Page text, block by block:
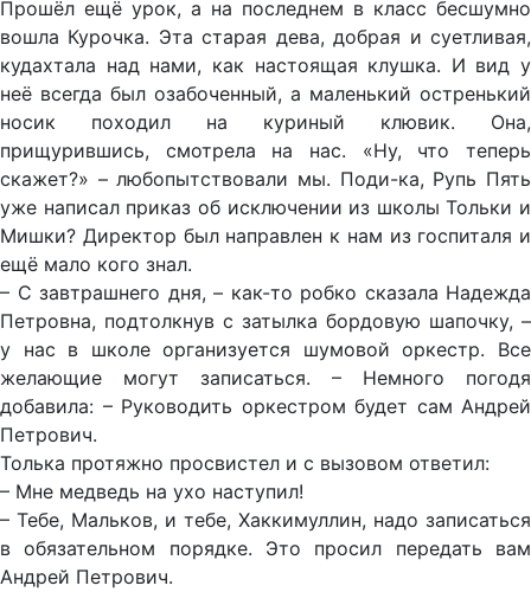
Прошёл ещё урок, а на последнем в класс бесшумно
вошла Курочка. Эта старая дева, добрая и суетливая,
кудахтала над нами, как настоящая клушка. И вид у
неё всегда был озабоченный, а маленький остренький
носик походил на куриный клювик. Она,
прищурившись, смотрела на нас. «Ну, что теперь
скажет?» – любопытствовали мы. Поди-ка, Рупь Пять
уже написал приказ об исключении из школы Тольки и
Мишки? Директор был направлен к нам из госпиталя и
ещё мало кого знал.
– С завтрашнего дня, – как-то робко сказала Надежда
Петровна, подтолкнув с затылка бордовую шапочку, –
у нас в школе организуется шумовой оркестр. Все
желающие могут записаться. – Немного погодя
добавила: – Руководить оркестром будет сам Андрей
Петрович.
Толька протяжно просвистел и с вызовом ответил:
– Мне медведь на ухо наступил!
– Тебе, Мальков, и тебе, Хаккимуллин, надо записаться
в обязательном порядке. Это просил передать вам
Андрей Петрович.